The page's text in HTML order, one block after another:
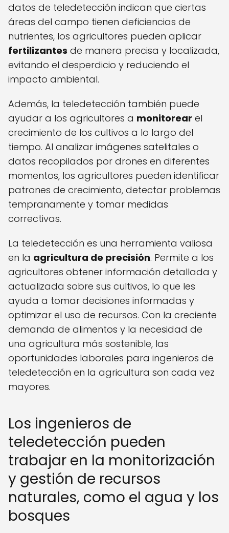
datos de teledetección indican que ciertas
áreas del campo tienen deficiencias de
nutrientes, los agricultores pueden aplicar
fertilizantes de manera precisa y localizada,
evitando el desperdicio y reduciendo el
impacto ambiental.
Además, la teledetección también puede
ayudar a los agricultores a monitorear el
crecimiento de los cultivos a lo largo del
tiempo. Al analizar imágenes satelitales o
datos recopilados por drones en diferentes
momentos, los agricultores pueden identificar
patrones de crecimiento, detectar problemas
tempranamente y tomar medidas
correctivas.
La teledetección es una herramienta valiosa
en la agricultura de precisión. Permite a los
agricultores obtener información detallada y
actualizada sobre sus cultivos, lo que les
ayuda a tomar decisiones informadas y
optimizar el uso de recursos. Con la creciente
demanda de alimentos y la necesidad de
una agricultura más sostenible, las
oportunidades laborales para ingenieros de
teledetección en la agricultura son cada vez
mayores.
Los ingenieros de
teledetección pueden
trabajar en la monitorización
y gestión de recursos
naturales, como el agua y los
bosques